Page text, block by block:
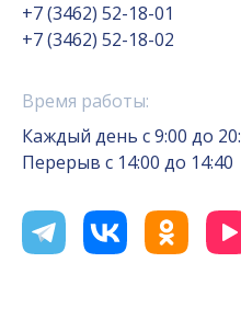
+7 (3462) 52-18-01
+7 (3462) 52-18-02
Время работы:
Каждый день с 9:00 до
Перерыв с 14:00 до 14:40